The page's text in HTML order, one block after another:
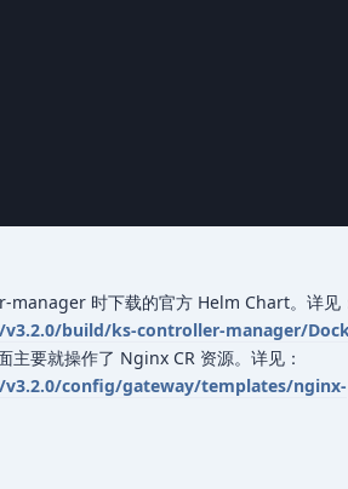
时下载的官方 Helm Chart。详见
build/ks-controller-manager/
要就操作了 Nginx CR 资源。详见：
config/gateway/templates/nginx-